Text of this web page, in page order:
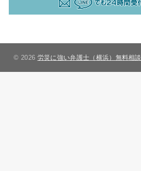
© 2026 労災に強い弁護士（横浜）無料相談